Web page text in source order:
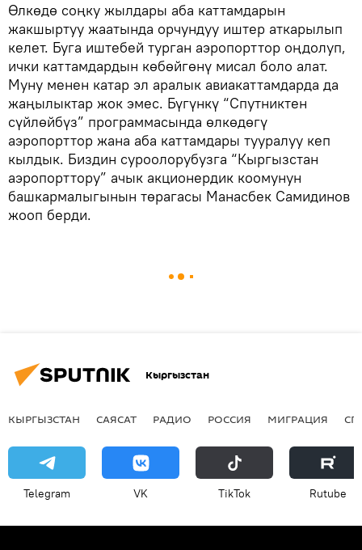
Өлкөдө соңку жылдары аба каттамдарын
жакшыртуу жаатында орчундуу иштер аткарылып
келет. Буга иштебей турган аэропорттор оңдолуп,
ички каттамдардын көбөйгөнү мисал боло алат.
Муну менен катар эл аралык авиакаттамдарда да
жаңылыктар жок эмес. Бүгүнкү “Спутниктен
сүйлөйбүз” программасында өлкөдөгү
аэропорттор жана аба каттамдары тууралуу кеп
кылдык. Биздин суроолорубузга “Кыргызстан
аэропорттору” ачык акционердик коомунун
башкармалыгынын төрагасы Манасбек Самидинов
жооп берди.
Кыргызстан
КЫРГЫЗСТАН САЯСАТ РАДИО РОССИЯ МИГРАЦИЯ
Telegram VK ТikТоk Rutube